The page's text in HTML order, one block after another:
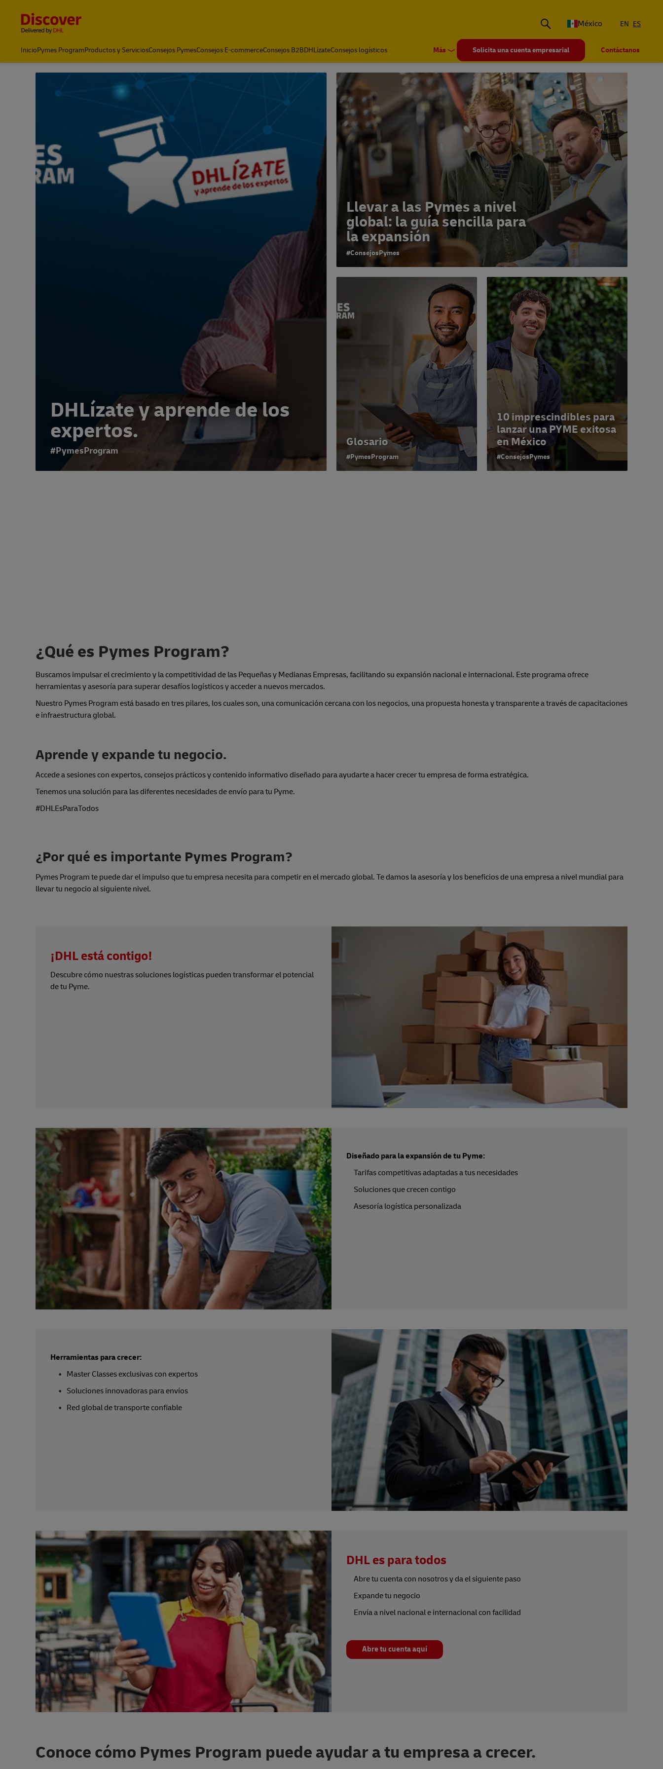
México
EN ES
InicioPymes ProgramProductos y ServiciosConsejos PymesConsejos E-commerceConsejos B2BDHLízateConsejos logísticos
Noticias y perspectivasEnvío con DHL
Más Solicita una cuenta empresarial Contáctanos
DHLízate y aprende de los
expertos.
#PymesProgram
Llevar a las Pymes a nivel
global: la guía sencilla para
la expansión
#ConsejosPymes
Glosario
#PymesProgram
10 imprescindibles para
lanzar una PYME exitosa
en México
#ConsejosPymes
¿Qué es Pymes Program?
Buscamos impulsar el crecimiento y la competitividad de las Pequeñas y Medianas Empresas, facilitando su expansión nacional e internacional. Este programa ofrece
herramientas y asesoría para superar desafíos logísticos y acceder a nuevos mercados.
Nuestro Pymes Program está basado en tres pilares, los cuales son, una comunicación cercana con los negocios, una propuesta honesta y transparente a través de capacitaciones
e infraestructura global.
Aprende y expande tu negocio.
Accede a sesiones con expertos, consejos prácticos y contenido informativo diseñado para ayudarte a hacer crecer tu empresa de forma estratégica.
Tenemos una solución para las diferentes necesidades de envío para tu Pyme.
#DHLEsParaTodos
¿Por qué es importante Pymes Program?
Pymes Program te puede dar el impulso que tu empresa necesita para competir en el mercado global. Te damos la asesoría y los beneficios de una empresa a nivel mundial para
llevar tu negocio al siguiente nivel.
¡DHL está contigo!
Descubre cómo nuestras soluciones logísticas pueden transformar el potencial
de tu Pyme.
Diseñado para la expansión de tu Pyme:
Tarifas competitivas adaptadas a tus necesidades
Soluciones que crecen contigo
Asesoría logística personalizada
Herramientas para crecer:
Master Classes exclusivas con expertos
Soluciones innovadoras para envíos
Red global de transporte confiable
DHL es para todos
Abre tu cuenta con nosotros y da el siguiente paso
Expande tu negocio
Envía a nivel nacional e internacional con facilidad
Abre tu cuenta aquí
Conoce cómo Pymes Program puede ayudar a tu empresa a crecer.